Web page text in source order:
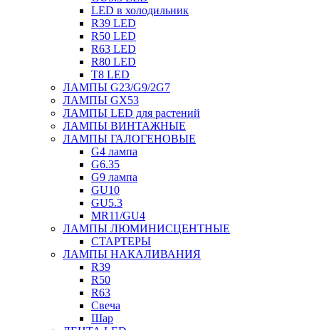
LED в холодильник
R39 LED
R50 LED
R63 LED
R80 LED
T8 LED
ЛАМПЫ G23/G9/2G7
ЛАМПЫ GX53
ЛАМПЫ LED для растений
ЛАМПЫ ВИНТАЖНЫЕ
ЛАМПЫ ГАЛОГЕНОВЫЕ
G4 лампа
G6.35
G9 лампа
GU10
GU5.3
MR11/GU4
ЛАМПЫ ЛЮМИНИСЦЕНТНЫЕ
СТАРТЕРЫ
ЛАМПЫ НАКАЛИВАНИЯ
R39
R50
R63
Свеча
Шар